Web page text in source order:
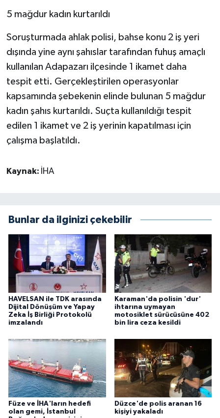
5 mağdur kadın kurtarıldı
Soruşturmada ahlak polisi, bahse konu 2 iş yeri
dışında yine aynı şahıslar tarafından fuhuş amaçlı
kullanılan Adapazarı ilçesinde 1 ikamet daha
tespit etti. Gerçekleştirilen operasyonlar
kapsamında şebekenin elinde bulunan 5 mağdur
kadın şahıs kurtarıldı. Suçta kullanıldığı tespit
edilen 1 ikamet ve 2 iş yerinin kapatılması için
çalışma başlatıldı.
Kaynak: İHA
Bunlar da ilginizi çekebilir
HAVELSAN ile TDK arasında
Dijital Dönüşüm ve Yapay
Zeka İş Birliği Protokolü
imzalandı
Karaman'da polisin 'dur'
ihtarına uymayan
motosiklet sürücüsüne 402
bin lira ceza kesildi
Füze ve İHA'ların hedefi
olan gemi, İstanbul
Düzce'de polis aranan 16
kişiyi yakaladı